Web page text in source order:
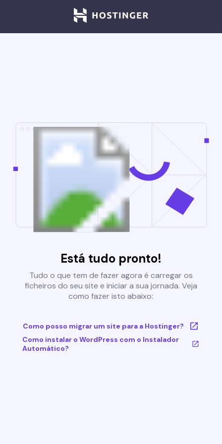
Está tudo pronto!
Tudo o que tem de fazer agora é carregar os
ficheiros do seu site e iniciar a sua jornada. Veja
como fazer isto abaixo:
Como posso migrar um site para a Hostinger?
Como instalar o WordPress com o Instalador
Automático?